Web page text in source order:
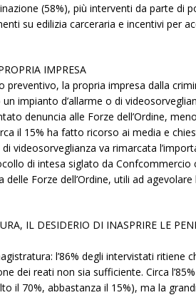
(58%), più interventi da parte di
su edilizia carceraria e incentivi per
IMPRESA
la propria impresa dalla
impianto d’allarme o di
denuncia alle Forze dell’Ordine,
il 15% ha fatto ricorso ai media e
videosorveglianza va rimarcata
di intesa siglato da Confcommercio
Forze dell’Ordine, utili ad
IL DESIDERIO DI INASPRIRE LE
l’86% degli intervistati ritiene
dei reati non sia sufficiente. Circa
il 70%, abbastanza il 15%), ma la